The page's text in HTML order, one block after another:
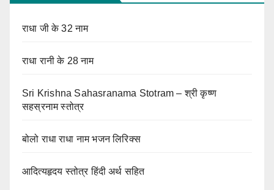
राधा जी के 32 नाम
राधा रानी के 28 नाम
Sri Krishna Sahasranama Stotram – श्री कृष्ण
सहस्रनाम स्तोत्र
बोलो राधा राधा नाम भजन लिरिक्स
आदित्यहृदय स्तोत्र हिंदी अर्थ सहित